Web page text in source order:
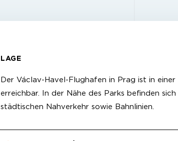
LAGE
Der Václav-Havel-Flughafen in Prag ist in
erreichbar. In der Nähe des Parks befinden
städtischen Nahverkehr sowie Bahnlinien.